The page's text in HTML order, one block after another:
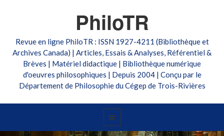
PhiloTR
Revue en ligne PhiloTR : ISSN 1927-4211 (Bibliothèque et
Archives Canada) | Articles, Essais & Analyses, Référentiel &
Brèves | Matériel didactique | Bibliothèque numérique
d'oeuvres philosophiques | Depuis 2004 | Conçu par le
Département de Philosophie du Cégep de Trois-Rivières